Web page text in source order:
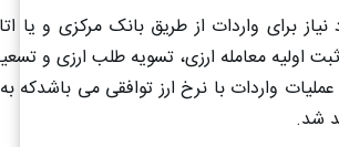
برای واردات از طریق بانک مرکزی و یا
اولیه معامله ارزی، تسویه طلب ارزی و
عملیات واردات با نرخ ارز توافقی می باشدکه
شد.